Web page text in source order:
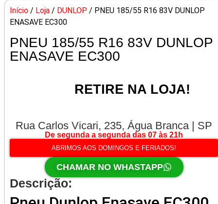
Início / Loja / DUNLOP / PNEU 185/55 R16 83V DUNLOP
ENASAVE EC300
PNEU 185/55 R16 83V DUNLOP
ENASAVE EC300
RETIRE NA LOJA!
Rua Carlos Vicari, 235, Água Branca | SP
De segunda a segunda das 07 às 21h
ABRIMOS AOS DOMINGOS E FERIADOS!
CHAMAR NO WHASTAPP
Descrição: